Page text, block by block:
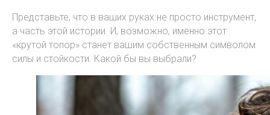
Представьте, что в ваших руках не просто инструмент,
а часть этой истории. И, возможно, именно этот
«крутой топор» станет вашим собственным символом
силы и стойкости. Какой бы вы выбрали?